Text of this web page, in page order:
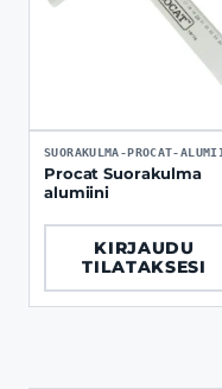
SUORAKULMA-PROCAT-
Procat Suorakulma
alumiini
KIRJAUDU
TILATAKSESI